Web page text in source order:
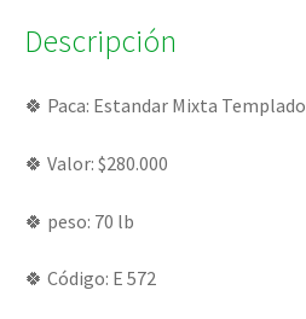
Descripción
🍀 Paca: Estandar Mixta Templado
🍀 Valor: $280.000
🍀 peso: 70 lb
🍀 Código: E 572